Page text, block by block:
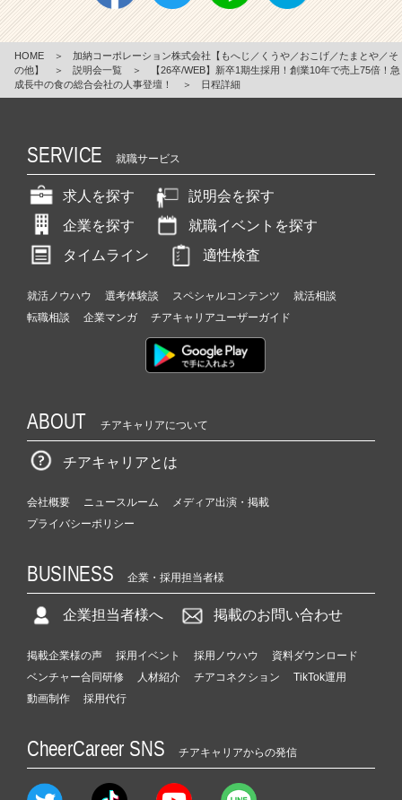
HOME ＞
加納コーポレーション株式会社【もへじ／くうや／おこげ／たまとや／そ
の他】
＞ 説明会一覧 ＞
【26卒/WEB】新卒1期生採用！創業10年で売上75倍！急
成長中の食の総合会社の人事登壇！
＞ 日程詳細
SERVICE 就職サービス
求人を探す
説明会を探す
企業を探す
就職イベントを探す
タイムライン
適性検査
就活ノウハウ 選考体験談 スペシャルコンテンツ
就活相談
転職相談
企業マンガ チアキャリアユーザーガイド
ABOUT チアキャリアについて
チアキャリアとは
会社概要 ニュースルーム
メディア出演・掲載
プライバシーポリシー
BUSINESS 企業・採用担当者様
企業担当者様へ 掲載のお問い合わせ
掲載企業様の声 採用イベント 採用ノウハウ
資料ダウンロード
ベンチャー合同研修
人材紹介 チアコネクション
TikTok運用
動画制作
採用代行
CheerCareer SNS チアキャリアからの発信